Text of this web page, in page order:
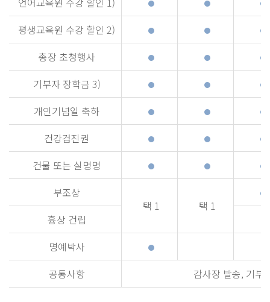
평생교육원 수강 할인 2)
총장 초청행사
기부자 장학금 3)
개인기념일 축하
건강검진권
건물 또는 실명명
부조상
택 1
택 1
흉상 건립
명예박사
공통사항
감사장 발송, 기부